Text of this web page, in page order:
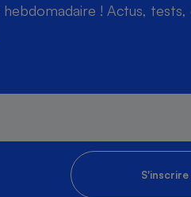
! Actus, tests,
S'inscrire